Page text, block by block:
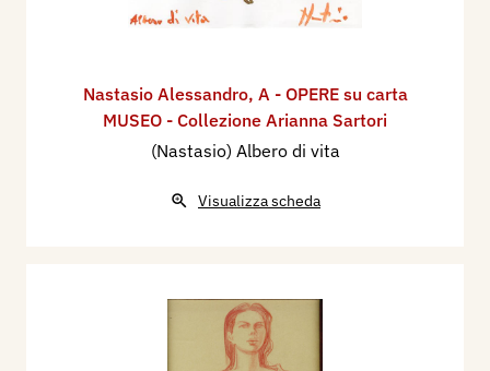
Nastasio Alessandro, A - OPERE su carta
MUSEO - Collezione Arianna Sartori
(Nastasio) Albero di vita
Visualizza scheda